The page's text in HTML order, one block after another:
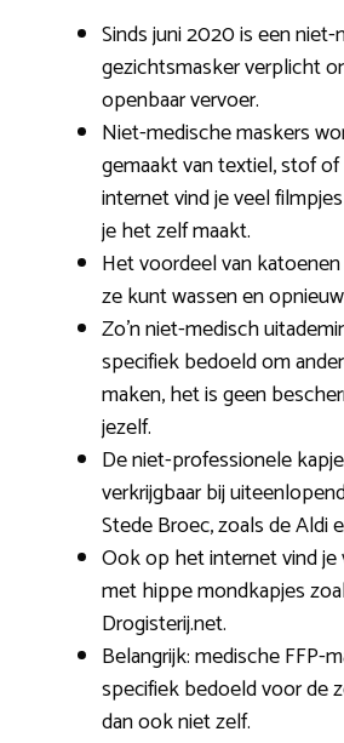
Sinds juni 2020 is een
gezichtsmasker verplicht
openbaar vervoer.
Niet-medische maskers
gemaakt van textiel, stof
internet vind je veel
je het zelf maakt.
Het voordeel van
ze kunt wassen en
Zo’n niet-medisch
specifiek bedoeld om
maken, het is geen
jezelf.
De niet-professionele
verkrijgbaar bij
Stede Broec, zoals de Aldi
Ook op het internet vind
met hippe mondkapjes
Drogisterij.net.
Belangrijk: medische FFP-
specifiek bedoeld voor de
dan ook niet zelf.